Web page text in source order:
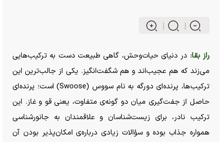
راز بقا: در دنیای حیات‌وحش، گاهی طبیعت دست به ترکیب‌هایی
می‌زند که هم عجیب‌اند و هم شگفت‌انگیز. یکی از جالب‌ترین این
ترکیب‌ها، پرنده‌ای دورگه به نام سووس (Swoose) است؛ پرنده‌ای
حاصل از جفت‌گیری میان دو گونه‌ی متفاوت، یعنی قو و غاز. این
ترکیب نادر، برای زیست‌شناسان و علاقمندان به جانورشناسی
همواره جذاب بوده و سؤالات زیادی درباره‌ی امکان‌پذیر بودن آن